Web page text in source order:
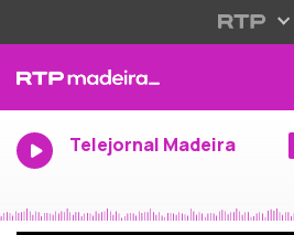
Telejornal Madeira